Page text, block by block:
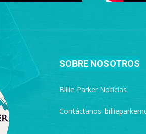
SOBRE NOSOTROS
Billie Parker Noticias
Contáctanos: